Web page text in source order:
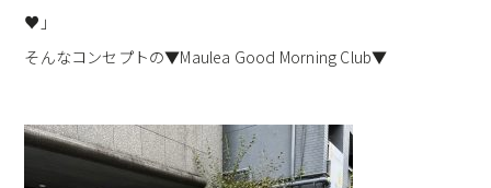
♥」
そんなコンセプトの▼Maulea Good Morning Club▼